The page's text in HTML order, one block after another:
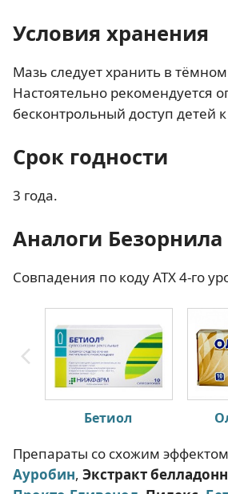
Условия хранения
Мазь следует хранить в
Настоятельно рекомендуется
бесконтрольный доступ детей
Срок годности
3 года.
Аналоги Безорнила
Совпадения по коду АТХ 4-го
Бетиол
Препараты со схожим эффектом
Ауробин, Экстракт